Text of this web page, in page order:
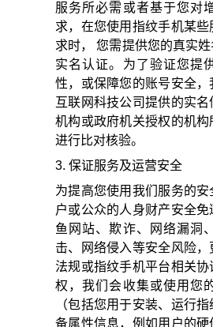
服务所必需或者基于您对
求，在您使用指纹手机某
求时， 您需提供您的真实
实名认证。为了验证您提
性，或保障您的账号安全
互联网科技公司提供的实
机构或政府机关授权的机
进行比对核验。
保证服务及运营安全
为提高您使用我们服务的
户或公众的人身财产安全
鱼网站、欺诈、网络漏洞
击、网络侵入等安全风险
法规或指纹手机平台相关
权，我们会收集或使用您
（包括您用于安装、运行
备属性信息，例如用户的